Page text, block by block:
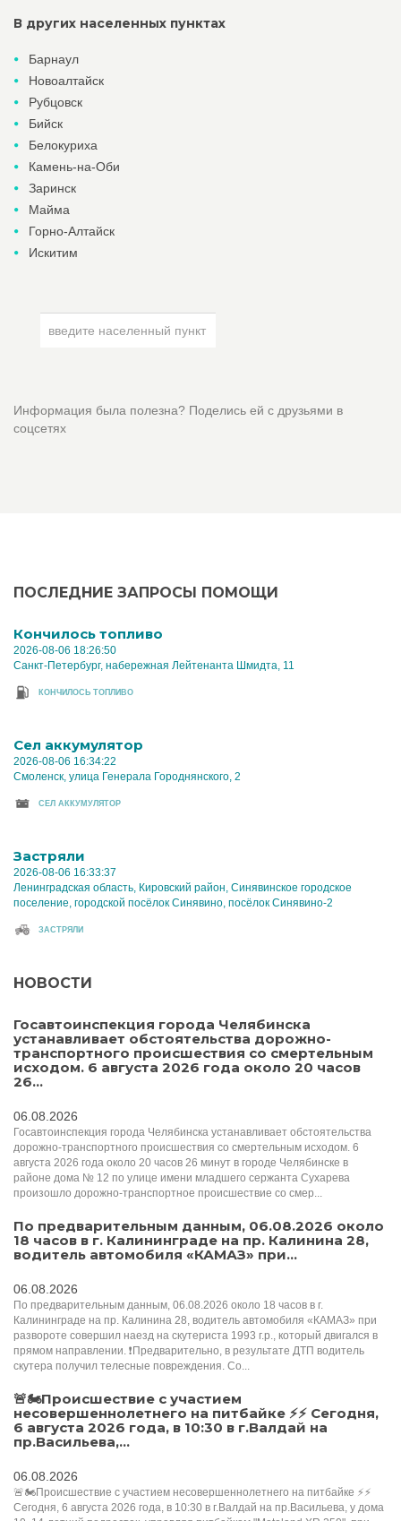
В других населенных пунктах
Барнаул
Новоалтайск
Рубцовск
Бийск
Белокуриха
Камень-на-Оби
Заринск
Майма
Горно-Алтайск
Искитим
Информация была полезна? Поделись ей с друзьями в
соцсетях
ПОСЛЕДНИЕ ЗАПРОСЫ ПОМОЩИ
Кончилось топливо
2026-08-06 18:26:50
Санкт-Петербург, набережная Лейтенанта Шмидта, 11
КОНЧИЛОСЬ ТОПЛИВО
Cел аккумулятор
2026-08-06 16:34:22
Смоленск, улица Генерала Городнянского, 2
CЕЛ АККУМУЛЯТОР
Застряли
2026-08-06 16:33:37
Ленинградская область, Кировский район, Синявинское городское
поселение, городской посёлок Синявино, посёлок Синявино-2
ЗАСТРЯЛИ
НОВОСТИ
Госавтоинспекция города Челябинска
устанавливает обстоятельства дорожно-
транспортного происшествия со смертельным
исходом. 6 августа 2026 года около 20 часов
26...
06.08.2026
Госавтоинспекция города Челябинска устанавливает обстоятельства
дорожно-транспортного происшествия со смертельным исходом. 6
августа 2026 года около 20 часов 26 минут в городе Челябинске в
районе дома № 12 по улице имени младшего сержанта Сухарева
произошло дорожно-транспортное происшествие со смер...
По предварительным данным, 06.08.2026 около
18 часов в г. Калининграде на пр. Калинина 28,
водитель автомобиля «КАМАЗ» при...
06.08.2026
По предварительным данным, 06.08.2026 около 18 часов в г.
Калининграде на пр. Калинина 28, водитель автомобиля «КАМАЗ» при
развороте совершил наезд на скутериста 1993 г.р., который двигался в
прямом направлении. ❗️Предварительно, в результате ДТП водитель
скутера получил телесные повреждения. Со...
🚨🏍Происшествие с участием
несовершеннолетнего на питбайке ⚡️⚡️️ Сегодня,
6 августа 2026 года, в 10:30 в г.Валдай на
пр.Васильева,...
06.08.2026
🚨🏍Происшествие с участием несовершеннолетнего на питбайке ⚡️⚡️️
Сегодня, 6 августа 2026 года, в 10:30 в г.Валдай на пр.Васильева, у дома